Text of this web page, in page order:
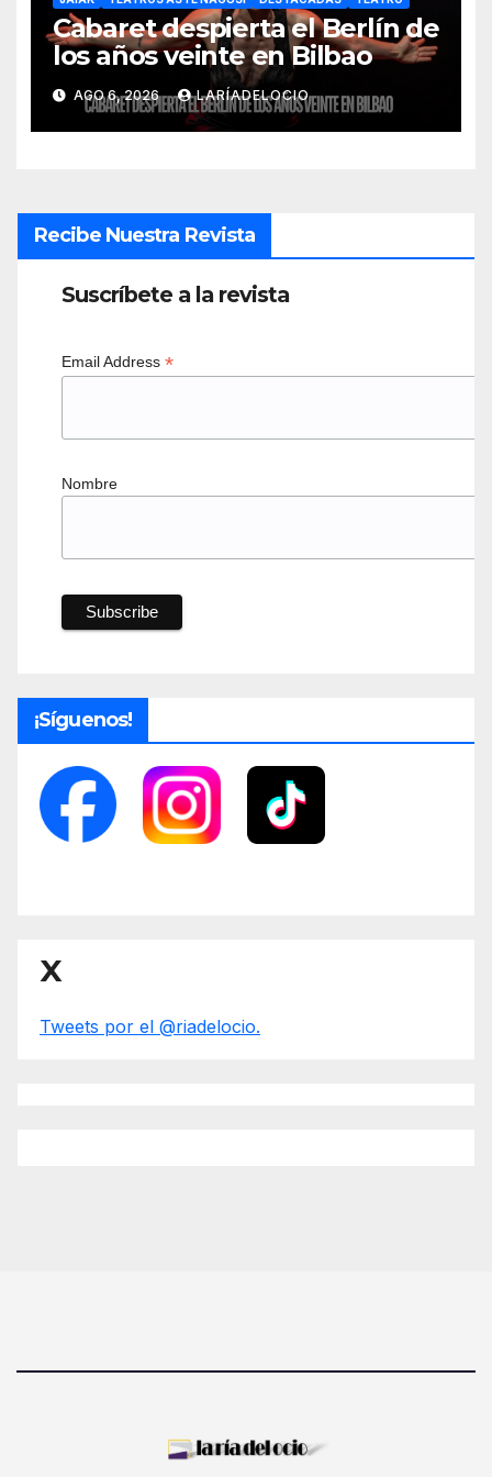
Cabaret despierta el Berlín de
los años veinte en Bilbao
AGO 6, 2026 LARÍADELOCIO
Recibe Nuestra Revista
Suscríbete a la revista
Email Address *
Nombre
¡Síguenos!
X
Tweets por el @riadelocio.